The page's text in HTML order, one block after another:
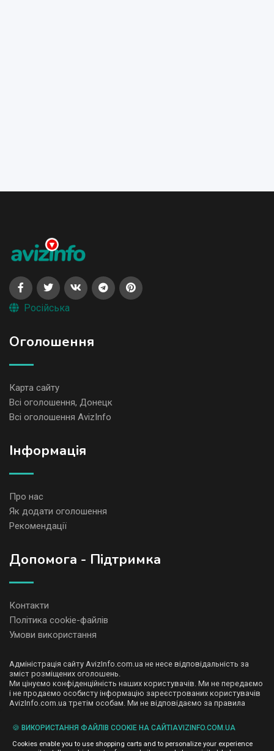
Російська
Оголошення
Карта сайту
Всі оголошення, Донецк
Всі оголошення AvizInfo
Iнформація
Про нас
Як додати оголошення
Рекомендації
Допомога - Підтримка
Контакти
Політика cookie-файлів
Умови використання
Адміністрація сайту AvizInfo.com.ua не несе відповідальність за
зміст розміщених оголошень.
Ми цінуємо конфіденційність наших користувачів. Ми не передаємо
і не продаємо особисту інформацію зареєстрованих користувачів
AvizInfo.com.ua третім особам. Ми не відповідаємо за правила
деяких сторінках нашого сайту представлена реклама Google
Adsense Advertising Network. Щоб дізнатися детальніше про
правила конфіденційності Googleнатисніть тут.
🍪 ВИКОРИСТАННЯ ФАЙЛІВ COOKIE НА САЙТІAVIZINFO.COM.UA
Cookies enable you to use shopping carts and to personalize your experience